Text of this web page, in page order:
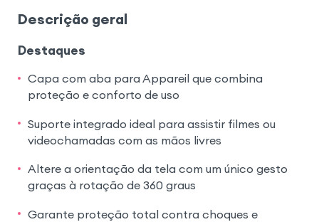
Descrição geral
Destaques
Capa com aba para Appareil que combina
proteção e conforto de uso
Suporte integrado ideal para assistir filmes ou
videochamadas com as mãos livres
Altere a orientação da tela com um único gesto
graças à rotação de 360 graus
Garante proteção total contra choques e